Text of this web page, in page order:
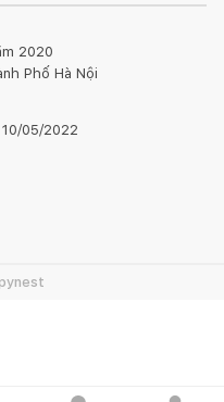
2020
Phố Hà Nội
05/2022